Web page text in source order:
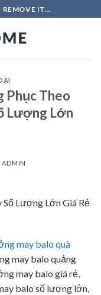
REMOVE IT...
Phục Theo
Lượng Lớn
ADMIN
Lượng Lớn Giá Rẻ
may balo quà
may balo quảng
may balo giá rẻ,
balo số lượng lớn,